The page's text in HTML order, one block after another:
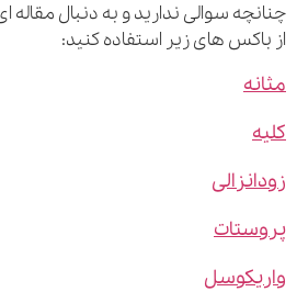
سوالی ندارید و به دنبال مقاله ای
های زیر استفاده کنید: